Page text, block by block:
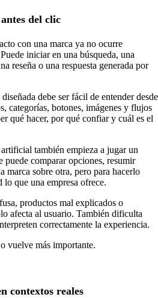
del clic
con una marca ya no ocurre
iniciar en una búsqueda, una
reseña o una respuesta generada por
debe ser fácil de entender desde
categorías, botones, imágenes y flujos
qué hacer, por qué confiar y cuál es el
también empieza a jugar un
puede comparar opciones, resumir
marca sobre otra, pero para hacerlo
lo que una empresa ofrece.
productos mal explicados o
afecta al usuario. También dificulta
correctamente la experiencia.
vuelve más importante.
contextos reales